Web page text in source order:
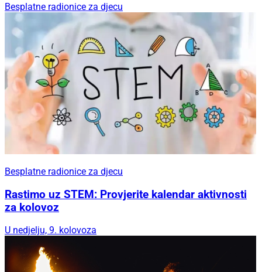
Besplatne radionice za djecu
Besplatne radionice za djecu
Rastimo uz STEM: Provjerite kalendar aktivnosti
za kolovoz
U nedjelju, 9. kolovoza